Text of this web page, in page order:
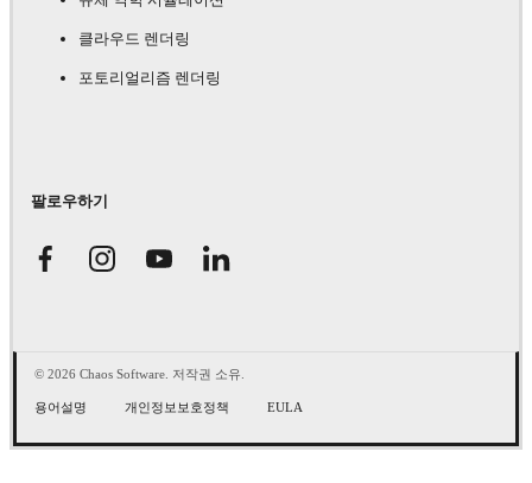
클라우드 렌더링
포토리얼리즘 렌더링
팔로우하기
© 2026 Chaos Software. 저작권 소유.
용어설명 개인정보보호정책 EULA